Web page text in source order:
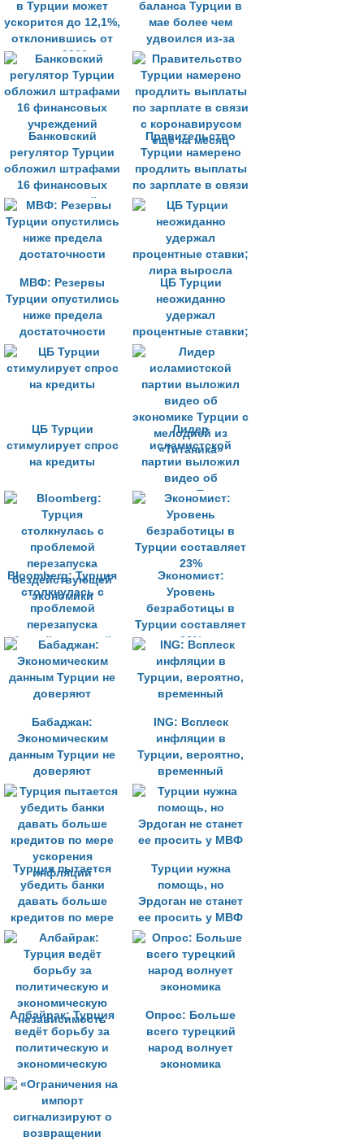
в Турции может
ускорится до 12,1%,
отклонившись от
цели на 2020 год
баланса Турции в
мае более чем
удвоился из-за
сокращения
экспорта
Банковский
регулятор Турции
обложил штрафами
16 финансовых
учреждений
Правительство
Турции намерено
продлить выплаты
по зарплате в связи
с коронавирусом
ещё на месяц
МВФ: Резервы
Турции опустились
ниже предела
достаточности
ЦБ Турции
неожиданно
удержал
процентные ставки;
лира выросла
ЦБ Турции
стимулирует спрос
на кредиты
Лидер
исламистской
партии выложил
видео об
экономике Турции с
мелодией из
«Титаника»
Bloomberg: Турция
столкнулась с
проблемой
перезапуска
бездействующей
экономики
Экономист:
Уровень
безработицы в
Турции составляет
23%
Бабаджан:
Экономическим
данным Турции не
доверяют
ING: Всплеск
инфляции в
Турции, вероятно,
временный
Турция пытается
убедить банки
давать больше
кредитов по мере
ускорения
инфляции
Турции нужна
помощь, но
Эрдоган не станет
ее просить у МВФ
Албайрак: Турция
ведёт борьбу за
политическую и
экономическую
независимость
Опрос: Больше
всего турецкий
народ волнует
экономика